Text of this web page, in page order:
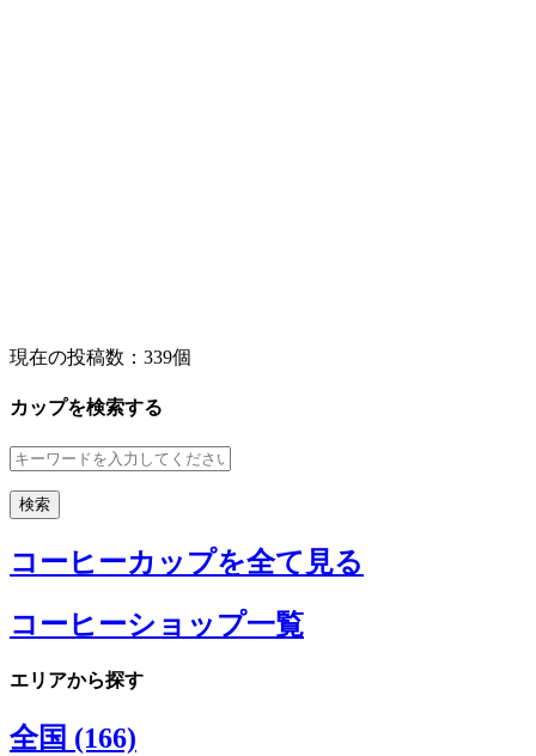
現在の投稿数： 339個
カップを検索する
コーヒーカップを全て見る
コーヒーショップ一覧
エリアから探す
全国 (166)